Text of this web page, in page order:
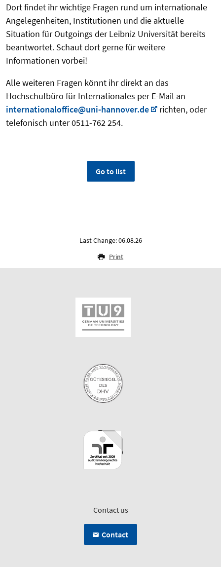
Dort findet ihr wichtige Fragen rund um internationale
Angelegenheiten, Institutionen und die aktuelle
Situation für Outgoings der Leibniz Universität bereits
beantwortet. Schaut dort gerne für weitere
Informationen vorbei!
Alle weiteren Fragen könnt ihr direkt an das
Hochschulbüro für Internationales per E-Mail an
internationaloffice@uni-hannover.de
richten, oder
telefonisch unter 0511-762 254.
Go to list
Last Change: 06.08.26
Print
Contact us
Contact